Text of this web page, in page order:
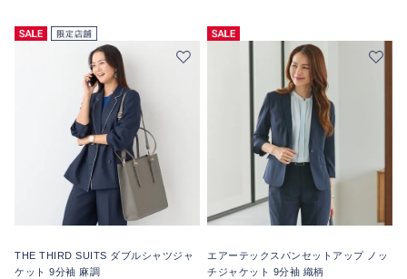
THE THIRD SUITS ダブルシャツジャ
ケット 9分袖 麻調
エアーテックスパンセットアップ ノッ
チジャケット 9分袖 織柄